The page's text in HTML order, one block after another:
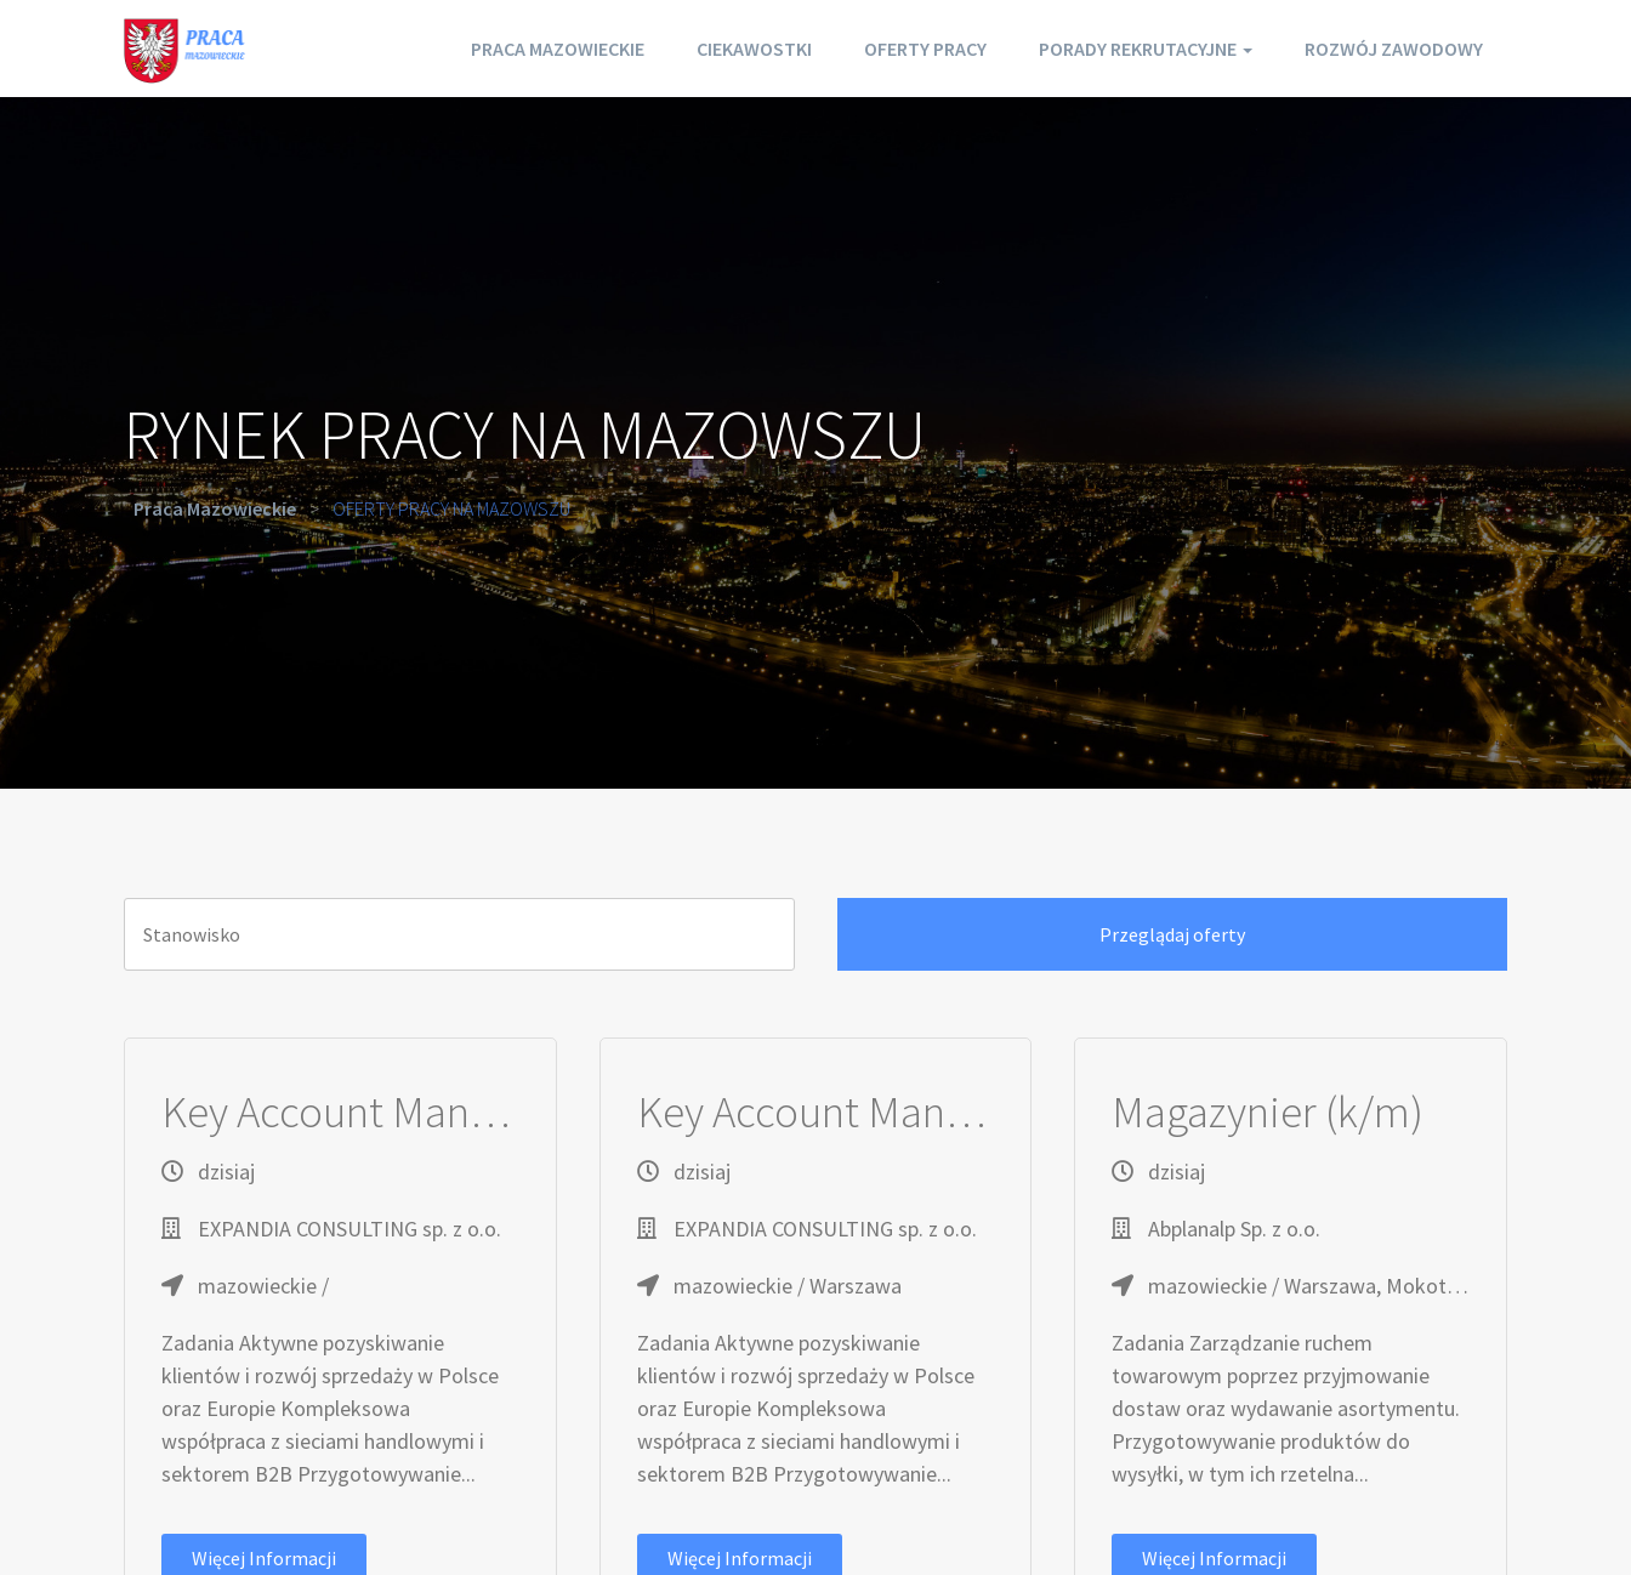
PRACA MAZOWIECKIE CIEKAWOSTKI OFERTY PRACY PORADY REKRUTACYJNE ROZWÓJ ZAWODOWY
RYNEK PRACY NA MAZOWSZU
Praca Mazowieckie > OFERTY PRACY NA MAZOWSZU
Key Account Manager / Key Account Managerka
dzisiaj
EXPANDIA CONSULTING sp. z o.o.
mazowieckie /
Zadania Aktywne pozyskiwanie
klientów i rozwój sprzedaży w Polsce
oraz Europie Kompleksowa
współpraca z sieciami handlowymi i
sektorem B2B Przygotowywanie...
Więcej Informacji
Key Account Manager / Key Account Managerka
dzisiaj
EXPANDIA CONSULTING sp. z o.o.
mazowieckie / Warszawa
Zadania Aktywne pozyskiwanie
klientów i rozwój sprzedaży w Polsce
oraz Europie Kompleksowa
współpraca z sieciami handlowymi i
sektorem B2B Przygotowywanie...
Więcej Informacji
Magazynier (k/m)
dzisiaj
Abplanalp Sp. z o.o.
mazowieckie / Warszawa, Mokotów
Zadania Zarządzanie ruchem
towarowym poprzez przyjmowanie
dostaw oraz wydawanie asortymentu.
Przygotowywanie produktów do
wysyłki, w tym ich rzetelna...
Więcej Informacji